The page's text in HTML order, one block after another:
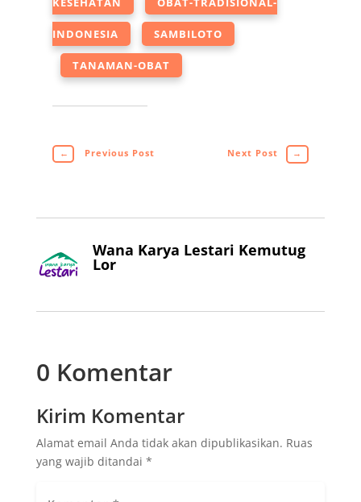
INDONESIA SAMBILOTO
TANAMAN-OBAT
← Previous Post Next Post →
Wana Karya Lestari Kemutug
Lor
0 Komentar
Kirim Komentar
Alamat email Anda tidak akan dipublikasikan. Ruas
yang wajib ditandai *